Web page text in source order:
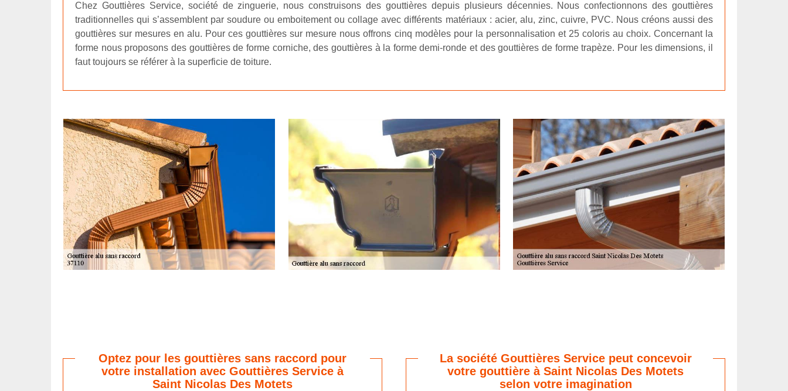
Chez Gouttières Service, société de zinguerie, nous construisons des gouttières depuis plusieurs décennies. Nous confectionnons des gouttières
traditionnelles qui s’assemblent par soudure ou emboitement ou collage avec différents matériaux : acier, alu, zinc, cuivre, PVC. Nous créons aussi des
gouttières sur mesures en alu. Pour ces gouttières sur mesure nous offrons cinq modèles pour la personnalisation et 25 coloris au choix. Concernant la
forme nous proposons des gouttières de forme corniche, des gouttières à la forme demi-ronde et des gouttières de forme trapèze. Pour les dimensions, il
faut toujours se référer à la superficie de toiture.
Optez pour les gouttières sans raccord pour
votre installation avec Gouttières Service à
Saint Nicolas Des Motets
La société Gouttières Service peut concevoir
votre gouttière à Saint Nicolas Des Motets
selon votre imagination